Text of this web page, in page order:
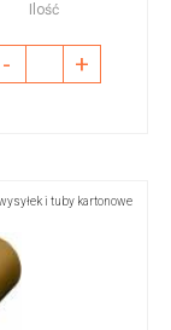
Ilość
- +
i tuby kartonowe